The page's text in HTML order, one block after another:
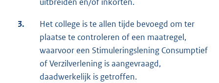
3.
Het college is te allen tijde bevoegd om ter
plaatse te controleren of een maatregel,
waarvoor een Stimuleringslening Consumptief
of Verzilverlening is aangevraagd,
daadwerkelijk is getroffen.